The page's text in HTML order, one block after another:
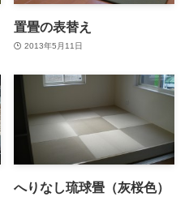
置畳の表替え
2013年5月11日
へりなし琉球畳（灰桜色）